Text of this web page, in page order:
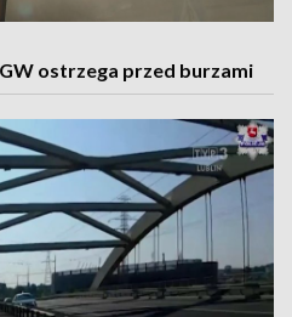
ostrzega przed burzami